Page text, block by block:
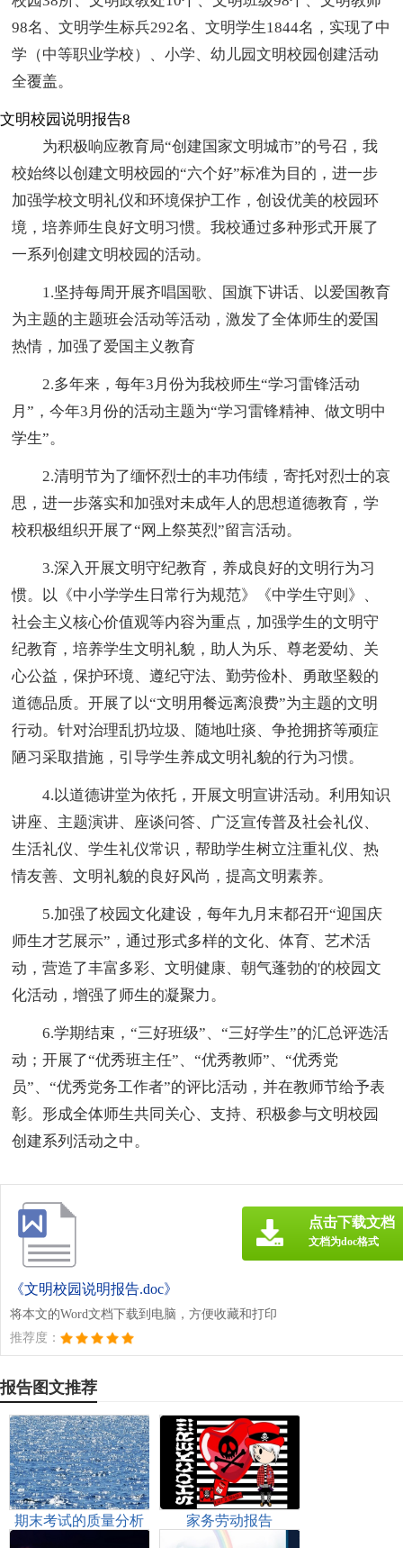
98名、文明学生标兵292名、文明学生1844名，实现了中
学（中等职业学校）、小学、幼儿园文明校园创建活动
全覆盖。
文明校园说明报告8
为积极响应教育局“创建国家文明城市”的号召，我
校始终以创建文明校园的“六个好”标准为目的，进一步
加强学校文明礼仪和环境保护工作，创设优美的校园环
境，培养师生良好文明习惯。我校通过多种形式开展了
一系列创建文明校园的活动。
1.坚持每周开展齐唱国歌、国旗下讲话、以爱国教育
为主题的主题班会活动等活动，激发了全体师生的爱国
热情，加强了爱国主义教育
2.多年来，每年3月份为我校师生“学习雷锋活动
月”，今年3月份的活动主题为“学习雷锋精神、做文明中
学生”。
2.清明节为了缅怀烈士的丰功伟绩，寄托对烈士的哀
思，进一步落实和加强对未成年人的思想道德教育，学
校积极组织开展了“网上祭英烈”留言活动。
3.深入开展文明守纪教育，养成良好的文明行为习
惯。以《中小学学生日常行为规范》《中学生守则》、
社会主义核心价值观等内容为重点，加强学生的文明守
纪教育，培养学生文明礼貌，助人为乐、尊老爱幼、关
心公益，保护环境、遵纪守法、勤劳俭朴、勇敢坚毅的
道德品质。开展了以“文明用餐远离浪费”为主题的文明
行动。针对治理乱扔垃圾、随地吐痰、争抢拥挤等顽症
陋习采取措施，引导学生养成文明礼貌的行为习惯。
4.以道德讲堂为依托，开展文明宣讲活动。利用知识
讲座、主题演讲、座谈问答、广泛宣传普及社会礼仪、
生活礼仪、学生礼仪常识，帮助学生树立注重礼仪、热
情友善、文明礼貌的良好风尚，提高文明素养。
5.加强了校园文化建设，每年九月末都召开“迎国庆
师生才艺展示”，通过形式多样的文化、体育、艺术活
动，营造了丰富多彩、文明健康、朝气蓬勃的'的校园文
化活动，增强了师生的凝聚力。
6.学期结束，“三好班级”、“三好学生”的汇总评选活
动；开展了“优秀班主任”、“优秀教师”、“优秀党
员”、“优秀党务工作者”的评比活动，并在教师节给予表
彰。形成全体师生共同关心、支持、积极参与文明校园
创建系列活动之中。
《文明校园说明报告.doc》
将本文的Word文档下载到电脑，方便收藏和打印
推荐度：
点击下载文档
文档为doc格式
报告图文推荐
期末考试的质量分析
家务劳动报告